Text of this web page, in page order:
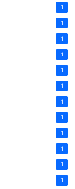
1
1
1
1
1
1
1
1
1
1
1
1